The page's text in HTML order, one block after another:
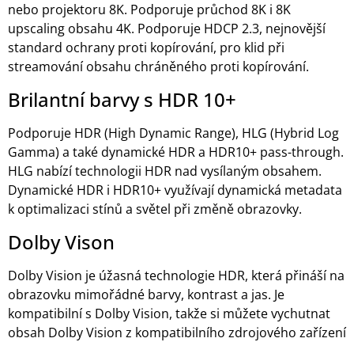
nebo projektoru 8K. Podporuje průchod 8K i 8K
upscaling obsahu 4K. Podporuje HDCP 2.3, nejnovější
standard ochrany proti kopírování, pro klid při
streamování obsahu chráněného proti kopírování.
Brilantní barvy s HDR 10+
Podporuje HDR (High Dynamic Range), HLG (Hybrid Log
Gamma) a také dynamické HDR a HDR10+ pass-through.
HLG nabízí technologii HDR nad vysílaným obsahem.
Dynamické HDR i HDR10+ využívají dynamická metadata
k optimalizaci stínů a světel při změně obrazovky.
Dolby Vison
Dolby Vision je úžasná technologie HDR, která přináší na
obrazovku mimořádné barvy, kontrast a jas. Je
kompatibilní s Dolby Vision, takže si můžete vychutnat
obsah Dolby Vision z kompatibilního zdrojového zařízení